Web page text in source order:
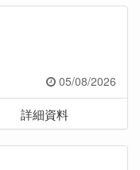
05/08/2026
詳細資料